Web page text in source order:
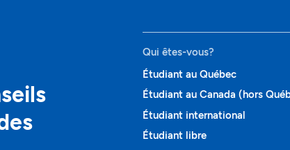
Qui êtes-vous?
Étudiant au Québec
Étudiant au Canada (hors
Étudiant international
Étudiant libre